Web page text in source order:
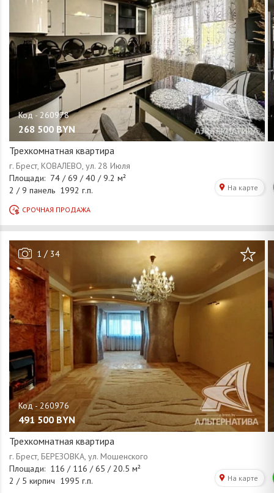
268 500 BYN
Трехкомнатная квартира
1 / 34
491 500 BYN
Трехкомнатная квартира